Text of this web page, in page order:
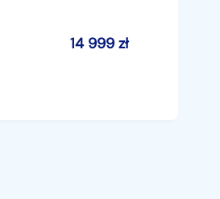
14 999zł